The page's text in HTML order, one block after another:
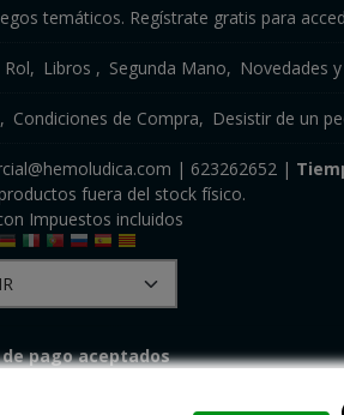
temáticos. Regístrate gratis para
Rol Libros Segunda Mano Novedades
Condiciones de Compra Desistir de un
| 623262652 |
fuera del stock físico.
Impuestos incluidos
pago aceptados